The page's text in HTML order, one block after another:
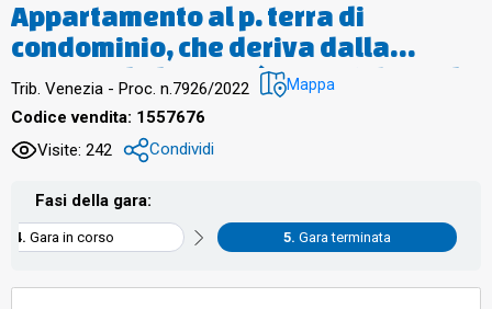
Appartamento al p. terra di
condominio, che deriva dalla
fusione di due unità immobiliari, di
complessivi mq 155, dispone di
ampio locale pranzo - soggiorno,
cucina, due camere, disimpegno,
ripostiglio, bagno, portico
esclusivo, di cucinino - pranzo,
disimpegno, camera, bagno, ampio
terrazzo. Autorimessa al p.
Trib. Venezia - Proc. n.7926/2022 Mappa
Codice vendita: 1557676
Visite: 242
Condividi
Fasi della gara:
Gara in corso Gara terminata